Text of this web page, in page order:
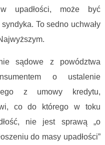
upadłości, może być
To sedno uchwały
sądowe z powództwa
o ustalenie
z umowy kredytu,
co do którego w toku
nie jest sprawą „o
do masy upadłości”